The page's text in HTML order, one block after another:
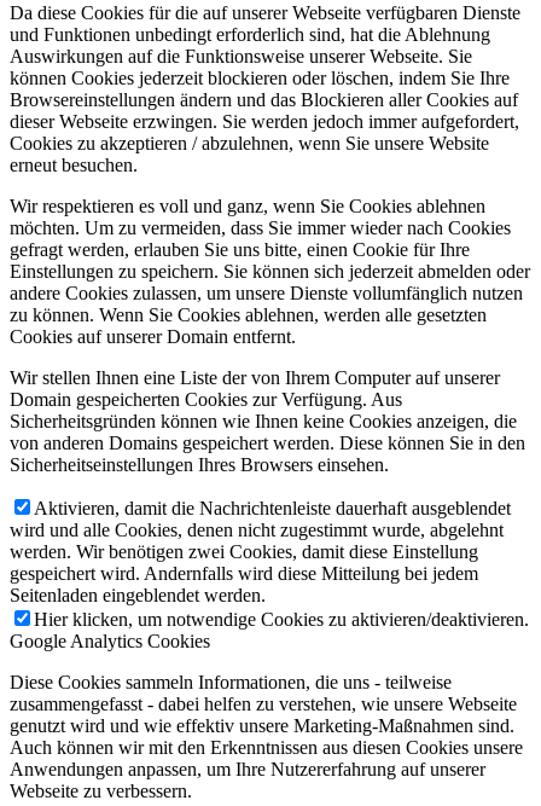
Da diese Cookies für die auf unserer Webseite verfügbaren Dienste
und Funktionen unbedingt erforderlich sind, hat die Ablehnung
Auswirkungen auf die Funktionsweise unserer Webseite. Sie
können Cookies jederzeit blockieren oder löschen, indem Sie Ihre
Browsereinstellungen ändern und das Blockieren aller Cookies auf
dieser Webseite erzwingen. Sie werden jedoch immer aufgefordert,
Cookies zu akzeptieren / abzulehnen, wenn Sie unsere Website
erneut besuchen.
Wir respektieren es voll und ganz, wenn Sie Cookies ablehnen
möchten. Um zu vermeiden, dass Sie immer wieder nach Cookies
gefragt werden, erlauben Sie uns bitte, einen Cookie für Ihre
Einstellungen zu speichern. Sie können sich jederzeit abmelden oder
andere Cookies zulassen, um unsere Dienste vollumfänglich nutzen
zu können. Wenn Sie Cookies ablehnen, werden alle gesetzten
Cookies auf unserer Domain entfernt.
Wir stellen Ihnen eine Liste der von Ihrem Computer auf unserer
Domain gespeicherten Cookies zur Verfügung. Aus
Sicherheitsgründen können wie Ihnen keine Cookies anzeigen, die
von anderen Domains gespeichert werden. Diese können Sie in den
Sicherheitseinstellungen Ihres Browsers einsehen.
Aktivieren, damit die Nachrichtenleiste dauerhaft ausgeblendet
wird und alle Cookies, denen nicht zugestimmt wurde, abgelehnt
werden. Wir benötigen zwei Cookies, damit diese Einstellung
gespeichert wird. Andernfalls wird diese Mitteilung bei jedem
Seitenladen eingeblendet werden.
Hier klicken, um notwendige Cookies zu aktivieren/deaktivieren.
Google Analytics Cookies
Diese Cookies sammeln Informationen, die uns - teilweise
zusammengefasst - dabei helfen zu verstehen, wie unsere Webseite
genutzt wird und wie effektiv unsere Marketing-Maßnahmen sind.
Auch können wir mit den Erkenntnissen aus diesen Cookies unsere
Anwendungen anpassen, um Ihre Nutzererfahrung auf unserer
Webseite zu verbessern.